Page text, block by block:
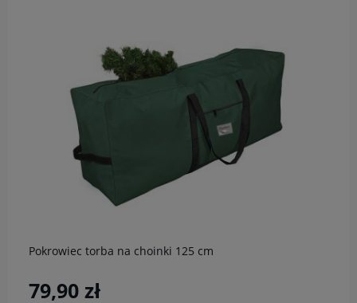
Pokrowiec torba na choinki 125 cm
79,90 zł
do koszyka